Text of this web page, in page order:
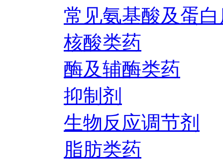
常见氨基酸及蛋
核酸类药
酶及辅酶类药
抑制剂
生物反应调节剂
脂肪类药